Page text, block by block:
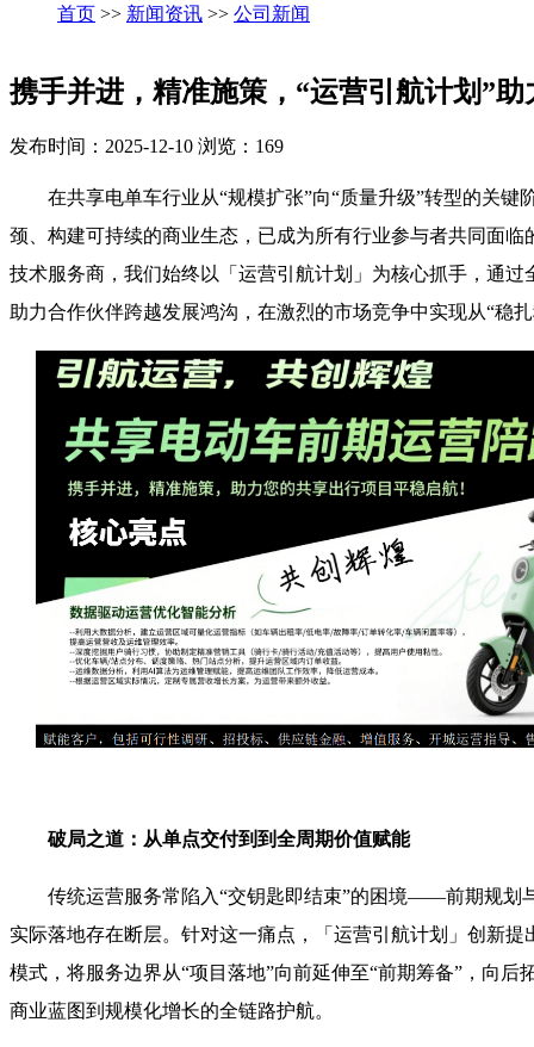
首页 >> 新闻资讯 >> 公司新闻
携手并进，精准施策，“运营引航计划”
发布时间：2025-12-10 浏览： 169
在共享电单车行业从“规模扩张”向“质量升级”转型的关键
颈、构建可持续的商业生态，已成为所有行业参与者共同面临
技术服务商，我们始终以「运营引航计划」为核心抓手，通过
助力合作伙伴跨越发展鸿沟，在激烈的市场竞争中实现从“稳
破局之道：从单点交付到到全周期价值赋能
传统运营服务常陷入“交钥匙即结束”的困境——前期规划
实际落地存在断层。针对这一痛点，「运营引航计划」创新提
模式，将服务边界从“项目落地”向前延伸至“前期筹备”，向后
商业蓝图到规模化增长的全链路护航。